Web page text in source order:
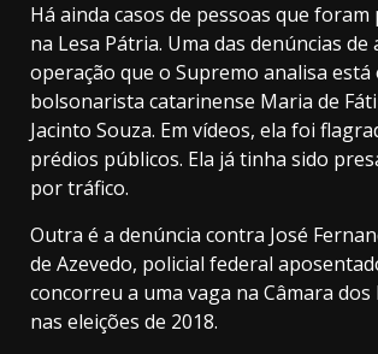
Há ainda casos de pessoas que foram
na Lesa Pátria. Uma das denúncias de
operação que o Supremo analisa está
bolsonarista catarinense Maria de
Jacinto Souza. Em vídeos, ela foi
prédios públicos. Ela já tinha sido
por tráfico.
Outra é a denúncia contra José
de Azevedo, policial federal
concorreu a uma vaga na Câmara
nas eleições de 2018.